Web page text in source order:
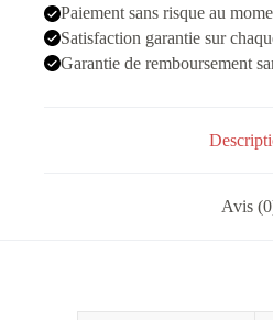
Argenté Paiement sans risque au
Satisfaction garantie sur
Garantie de remboursement
Avis